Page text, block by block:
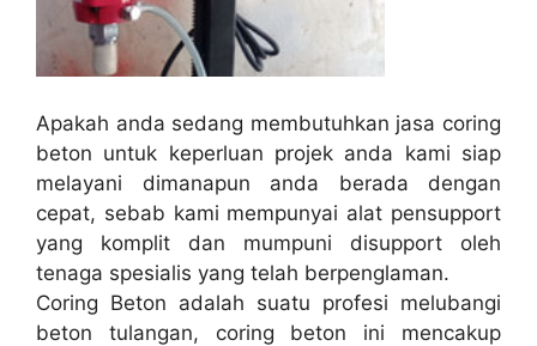
Apakah anda sedang membutuhkan jasa coring
beton untuk keperluan projek anda kami siap
melayani dimanapun anda berada dengan
cepat, sebab kami mempunyai alat pensupport
yang komplit dan mumpuni disupport oleh
tenaga spesialis yang telah berpenglaman.
Coring Beton adalah suatu profesi melubangi
beton tulangan, coring beton ini mencakup